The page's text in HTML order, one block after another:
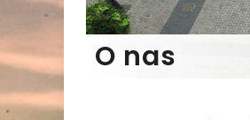
O nas